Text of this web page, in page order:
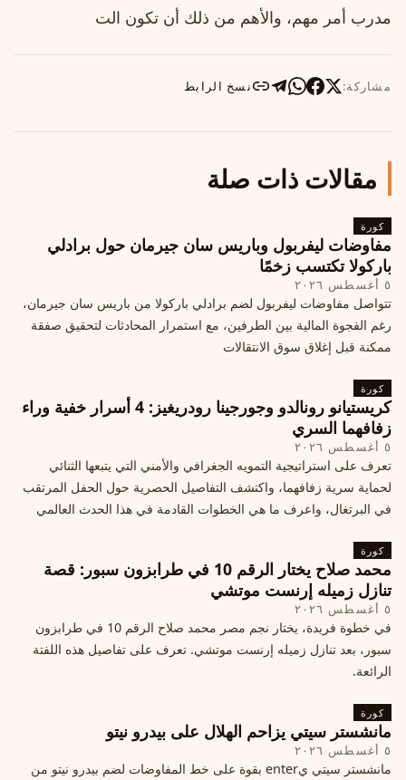
مدرب أمر مهم، والأهم من ذلك أن تكون الت
مشاركة: نسخ الرابط
مقالات ذات صلة
كورة
مفاوضات ليفربول وباريس سان جيرمان حول برادلي
باركولا تكتسب زخمًا
٥ أغسطس ٢٠٢٦
تتواصل مفاوضات ليفربول لضم برادلي باركولا من باريس سان جيرمان،
رغم الفجوة المالية بين الطرفين، مع استمرار المحادثات لتحقيق صفقة
ممكنة قبل إغلاق سوق الانتقالات
كورة
كريستيانو رونالدو وجورجينا رودريغيز: 4 أسرار خفية وراء
زفافهما السري
٥ أغسطس ٢٠٢٦
تعرف على استراتيجية التمويه الجغرافي والأمني التي يتبعها الثنائي
لحماية سرية زفافهما، واكتشف التفاصيل الحصرية حول الحفل المرتقب
في البرتغال، واعرف ما هي الخطوات القادمة في هذا الحدث العالمي
كورة
محمد صلاح يختار الرقم 10 في طرابزون سبور: قصة
تنازل زميله إرنست موتشي
٥ أغسطس ٢٠٢٦
في خطوة فريدة، يختار نجم مصر محمد صلاح الرقم 10 في طرابزون
سبور، بعد تنازل زميله إرنست موتشي. تعرف على تفاصيل هذه اللفتة
الرائعة.
كورة
مانشستر سيتي يزاحم الهلال على بيدرو نيتو
٥ أغسطس ٢٠٢٦
مانشستر سيتي يenter بقوة على خط المفاوضات لضم بيدرو نيتو من